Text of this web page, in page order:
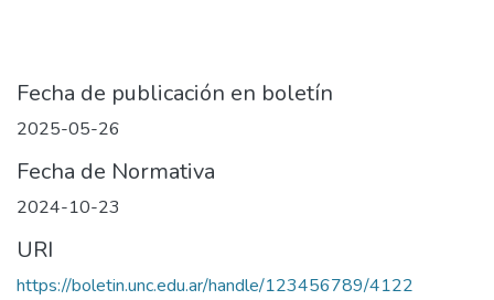
Fecha de publicación en boletín
2025-05-26
Fecha de Normativa
2024-10-23
URI
https://boletin.unc.edu.ar/handle/123456789/4122